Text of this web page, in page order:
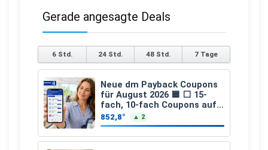
Gerade angesagte Deals
6 Std. 24 Std. 48 Std. 7 Tage
Neue dm Payback Coupons
für August 2026 🟦 ⬜ 15-
fach, 10-fach Coupons auf
den gesamten Einkauf ab 2
€
852,8° ▲ 2